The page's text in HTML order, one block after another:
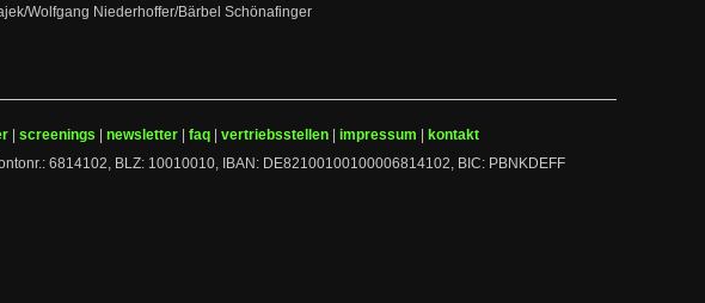
Wolfgang Niederhoffer/Bärbel Schönafinger
screenings newsletter faq vertriebsstellen impressum
kontakt
6814102, BLZ: 10010010, IBAN: DE82100100100006814102, BIC: PBNKDEFF